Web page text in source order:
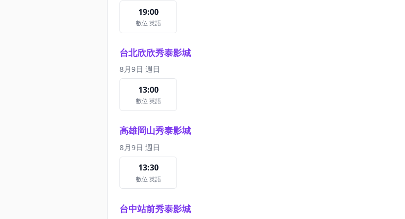
19:00
數位 英語
台北欣欣秀泰影城
8月9日 週日
13:00
數位 英語
高雄岡山秀泰影城
8月9日 週日
13:30
數位 英語
台中站前秀泰影城